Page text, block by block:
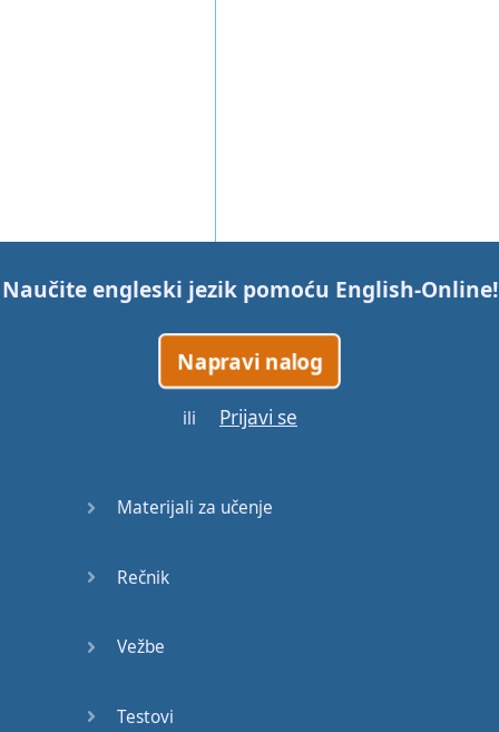
Naučite engleski jezik pomoću English-Online!
Napravi nalog
ili Prijavi se
Materijali za učenje
Rečnik
Vežbe
Testovi